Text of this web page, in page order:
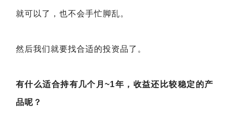
就可以了，也不会手忙脚乱。
然后我们就要找合适的投资品了。
有什么适合持有几个月~1年，收益还比较稳定的产
品呢？